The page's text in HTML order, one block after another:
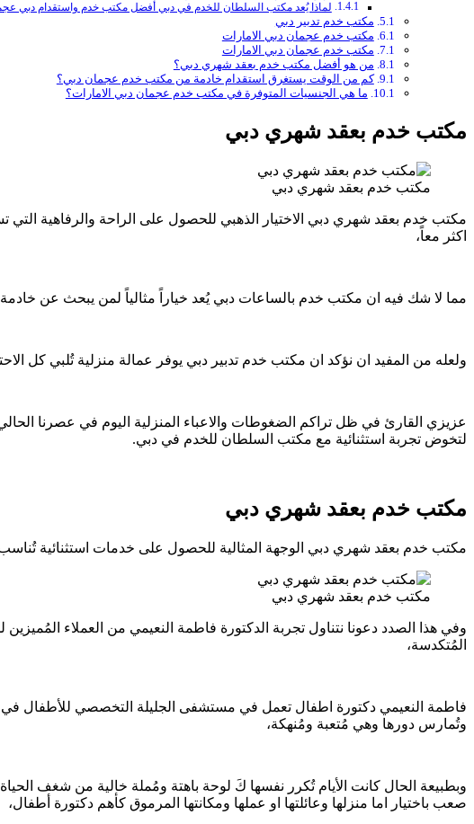
لماذا يُعد مكتب السلطان للخدم في دبي أفضل مكتب خدم واستقدام دبي
مكتب خدم تدبير دبي
مكتب خدم عجمان دبي الامارات
مكتب خدم عجمان دبي الامارات
من هو أفضل مكتب خدم بعقد شهري دبي؟
كم من الوقت يستغرق استقدام خادمة من مكتب خدم عجمان دبي؟
ما هي الجنسيات المتوفرة في مكتب خدم عجمان دبي الامارات؟
مكتب خدم بعقد شهري دبي
مكتب خدم بعقد شهري دبي
مكتب خدم بعقد شهري دبي الاختيار الذهبي للحصول على الراحة والرفاهية
اكثر معاً،
مما لا شك فيه ان مكتب خدم بالساعات دبي يُعد خياراً مثالياً لمن يبحث عن
ولعله من المفيد ان نؤكد ان مكتب خدم تدبير دبي يوفر عمالة منزلية تُلبي كل
عزيزي القارئ في ظل تراكم الضغوطات والاعباء المنزلية اليوم في عصرنا
لتخوض تجربة استثنائية مع مكتب السلطان للخدم في دبي.
مكتب خدم بعقد شهري دبي
مكتب خدم بعقد شهري دبي الوجهة المثالية للحصول على خدمات استثنائية
مكتب خدم بعقد شهري دبي
وفي هذا الصدد دعونا نتناول تجربة الدكتورة فاطمة النعيمي من العملاء
المُتكدسة،
فاطمة النعيمي دكتورة اطفال تعمل في مستشفى الجليلة التخصصي للأطفال
وتُمارس دورها وهي مُتعبة ومُنهكة،
وبطبيعة الحال كانت الأيام تُكرر نفسها كَ لوحة باهتة ومُملة خالية من شغف
صعب باختيار اما منزلها وعائلتها او عملها ومكانتها المرموق كأهم دكتورة أطفال،